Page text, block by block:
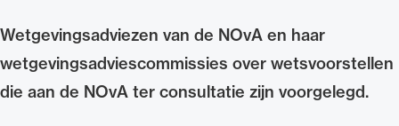
Wetgevingsadviezen van de NOvA en haar
wetgevingsadviescommissies over wetsvoorstellen
die aan de NOvA ter consultatie zijn voorgelegd.